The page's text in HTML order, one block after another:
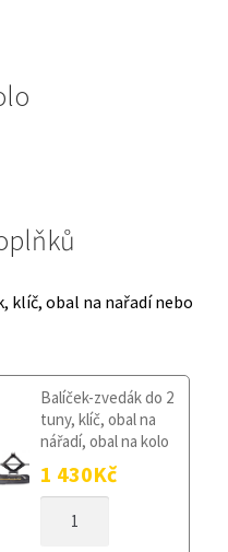
klíč, obal na nařadí nebo
Balíček-zvedák do 2
tuny, klíč, obal na
nářadí, obal na kolo
1 430Kč
KOLO